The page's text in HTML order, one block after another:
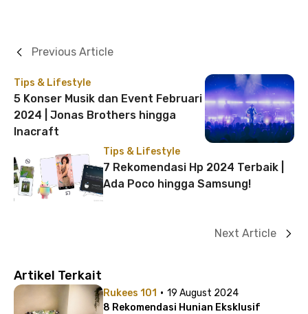
Tips & Lifestyle
5 Konser Musik dan Event Februari
2024 | Jonas Brothers hingga
Inacraft
Previous Article
Tips & Lifestyle
7 Rekomendasi Hp 2024 Terbaik |
Ada Poco hingga Samsung!
Next Article
Artikel Terkait
Rukees 101 · 19 August 2024
8 Rekomendasi Hunian Eksklusif